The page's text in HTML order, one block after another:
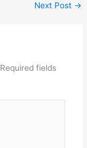
Next Post →
Required fields